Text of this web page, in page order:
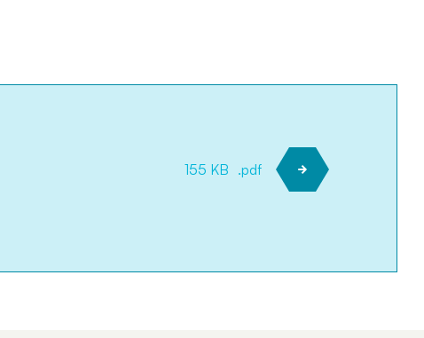
155 KB .pdf